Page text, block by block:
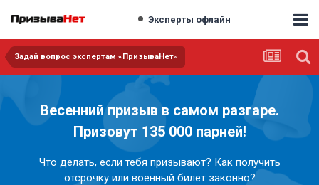
Эксперты офлайн
Задай вопрос экспертам «ПризываНет»
Весенний призыв в самом разгаре.
Призовут 135 000 парней!
Что делать, если тебя призывают? Как получить
отсрочку или военный билет законно?